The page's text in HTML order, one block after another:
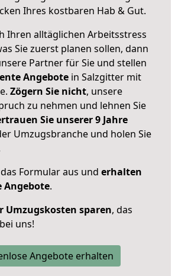
Ihres kostbaren Hab & Gut.
Ihren alltäglichen Arbeitsstress
Sie zuerst planen sollen, dann
Partner für Sie und stellen
Angebote in Salzgitter mit
Zögern Sie nicht, unsere
zu nehmen und lehnen Sie
Sie unserer 9 Jahre
Umzugsbranche und holen Sie
Formular aus und erhalten
Angebote.
Umzugskosten sparen, das
uns!
Angebote erhalten